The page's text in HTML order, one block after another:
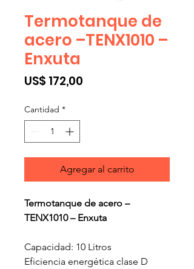
Termotanque de
acero –TENX1010 –
Enxuta
US$ 172,00
Cantidad *
Agregar al carrito
Termotanque de acero –
TENX1010 – Enxuta
Capacidad: 10 Litros
Eficiencia energética clase D